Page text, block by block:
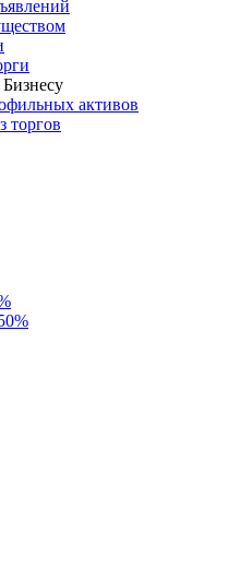
активов
торгов